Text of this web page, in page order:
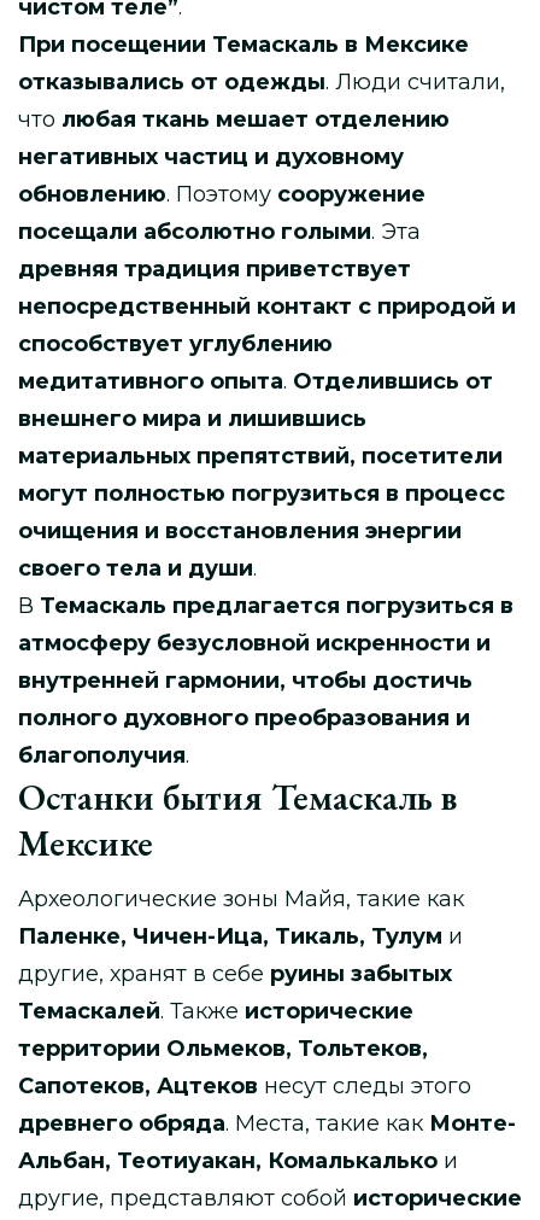
чистом теле”.
При посещении Темаскаль в Мексике
отказывались от одежды. Люди считали,
что любая ткань мешает отделению
негативных частиц и духовному
обновлению. Поэтому сооружение
посещали абсолютно голыми. Эта
древняя традиция приветствует
непосредственный контакт с природой и
способствует углублению
медитативного опыта. Отделившись от
внешнего мира и лишившись
материальных препятствий, посетители
могут полностью погрузиться в процесс
очищения и восстановления энергии
своего тела и души.
В Темаскаль предлагается погрузиться в
атмосферу безусловной искренности и
внутренней гармонии, чтобы достичь
полного духовного преобразования и
благополучия.
Останки бытия Темаскаль в
Мексике
Археологические зоны Майя, такие как
Паленке, Чичен-Ица, Тикаль, Тулум и
другие, хранят в себе руины забытых
Темаскалей. Также исторические
территории Ольмеков, Тольтеков,
Сапотеков, Ацтеков несут следы этого
древнего обряда. Места, такие как Монте-
Альбан, Теотиуакан, Комалькалько и
другие, представляют собой исторические